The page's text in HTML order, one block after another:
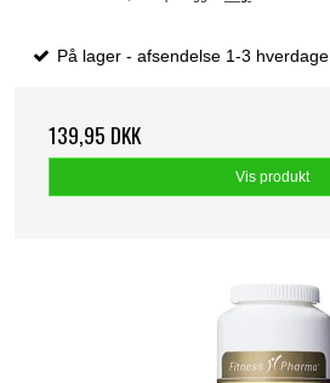
På lager - afsendelse 1-3 hverdage
139,95 DKK
Vis produkt